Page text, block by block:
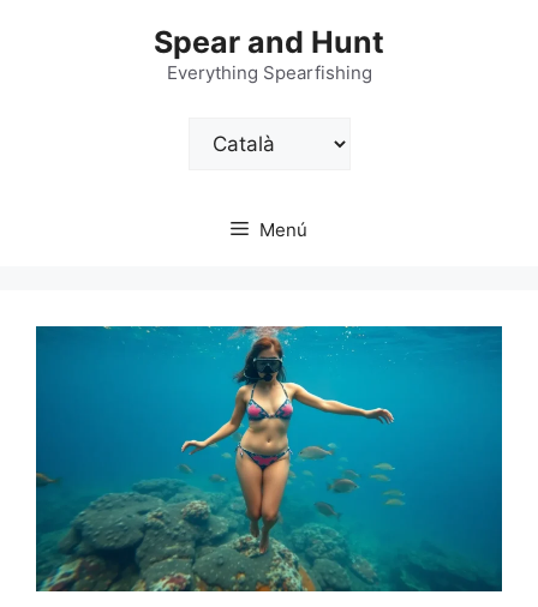
Spear and Hunt
Everything Spearfishing
Trieu
Menú